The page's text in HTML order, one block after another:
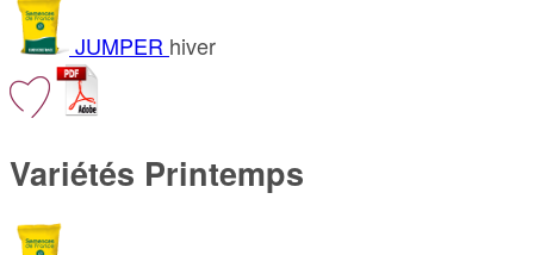
JUMPER hiver
Variétés Printemps